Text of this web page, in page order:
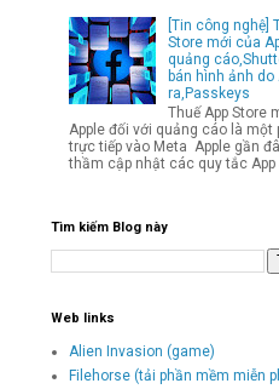
[Tin công nghệ]
Store mới của
quảng
bán hình ảnh do
ra,Passkeys
Thuế App Store
Apple đối với quảng cáo là một
trực tiếp vào Meta Apple gần
thầm cập nhật các quy tắc App
Tìm kiếm Blog này
Web links
Alien Invasion (game)
Filehorse (tải phần mềm miễn